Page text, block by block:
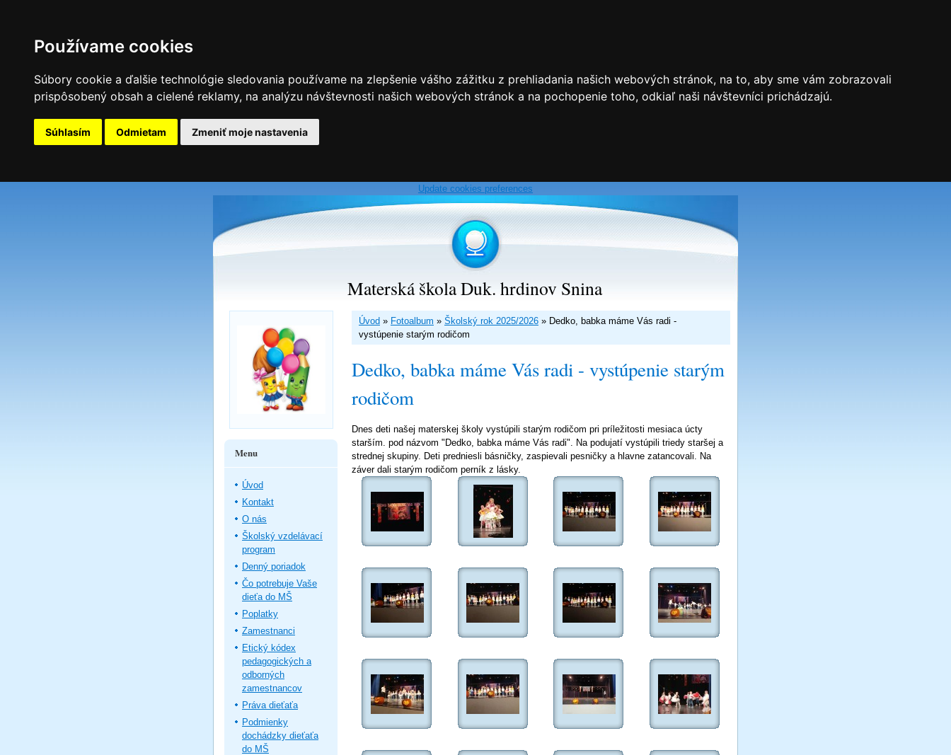
Používame cookies
Súbory cookie a ďalšie technológie sledovania používame na zlepšenie vášho zážitku z prehliadania našich webových stránok, na to, aby sme vám zobrazovali
prispôsobený obsah a cielené reklamy, na analýzu návštevnosti našich webových stránok a na pochopenie toho, odkiaľ naši návštevníci prichádzajú.
Súhlasím Odmietam Zmeniť moje nastavenia
Update cookies preferences
Materská škola Duk. hrdinov Snina
Úvod » Fotoalbum » Školský rok 2025/2026 » Dedko, babka máme Vás radi -
vystúpenie starým rodičom
Dedko, babka máme Vás radi - vystúpenie starým
rodičom
Dnes deti našej materskej školy vystúpili starým rodičom pri príležitosti mesiaca úcty
starším. pod názvom "Dedko, babka máme Vás radi". Na podujatí vystúpili triedy staršej a
strednej skupiny. Deti predniesli básničky, zaspievali pesničky a hlavne zatancovali. Na
záver dali starým rodičom perník z lásky.
Menu
Úvod
Kontakt
O nás
Školský vzdelávací
program
Denný poriadok
Čo potrebuje Vaše
dieťa do MŠ
Poplatky
Zamestnanci
Etický kódex
pedagogických a
odborných
zamestnancov
Práva dieťaťa
Podmienky
dochádzky dieťaťa
do MŠ